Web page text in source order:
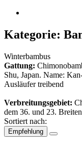
Kategorie:
Winterbambus
Gattung:
Shu, Japan. Name:
Ausläufer treibend
Verbreitungsgebiet:
dem 36. und 23.
Sortiert nach:
Empfehlung